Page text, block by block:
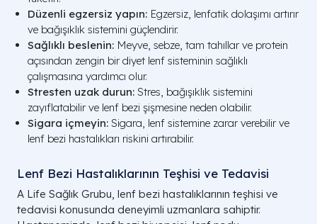
Düzenli egzersiz yapın: Egzersiz, lenfatik dolaşımı artırır
ve bağışıklık sistemini güçlendirir.
Sağlıklı beslenin: Meyve, sebze, tam tahıllar ve protein
açısından zengin bir diyet lenf sisteminin sağlıklı
çalışmasına yardımcı olur.
Stresten uzak durun: Stres, bağışıklık sistemini
zayıflatabilir ve lenf bezi şişmesine neden olabilir.
Sigara içmeyin: Sigara, lenf sistemine zarar verebilir ve
lenf bezi hastalıkları riskini artırabilir.
Lenf Bezi Hastalıklarının Teşhisi ve Tedavisi
A Life Sağlık Grubu, lenf bezi hastalıklarının teşhisi ve
tedavisi konusunda deneyimli uzmanlara sahiptir.